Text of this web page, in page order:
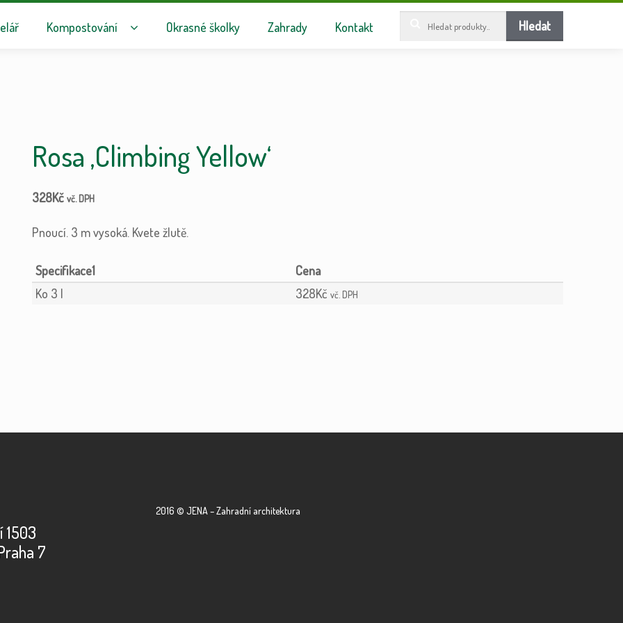
webu
Hledat
Kompostování Okrasné školky Zahrady Kontakt
Rosa ‚Climbing Yellow‘
328Kč vč. DPH
Pnoucí. 3 m vysoká. Kvete žlutě.
Specifikace1
Ko 3 l
328Kč vč. DPH
1503
7
2016 © JENA – Zahradní architektura